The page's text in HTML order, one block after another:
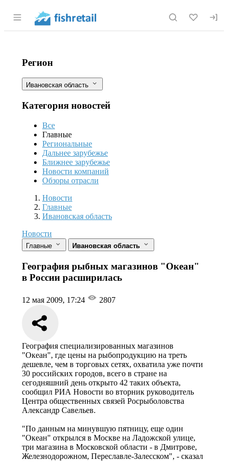
Раздел навигации по сайту fishretail.ru
География рыбных магазинов
Фильтры
Регион
Ивановская область
Категория новостей
Все
Главные
Региональные
Дальнее зарубежье
Ближнее зарубежье
Новости компаний
Обзоры отрасли
Новости
Разделы
Новости
Главные
Ивановская область
Новости
Главные Ивановская область
География рыбных магазинов "Океан"
в России расширилась
12 мая 2009, 17:24 2807
География специализированных магазинов
"Океан", где цены на рыбопродукцию на треть
дешевле, чем в торговых сетях, охватила уже почти
30 российских городов, всего в стране на
сегодняшний день открыто 42 таких объекта,
сообщил РИА Новости во вторник руководитель
Центра общественных связей Росрыболовства
Александр Савельев.
"По данным на минувшую пятницу, еще один
"Океан" открылся в Москве на Ладожской улице,
три магазина в Московской области - в Дмитрове,
Железнодорожном, Переславле-Залесском", - сказал